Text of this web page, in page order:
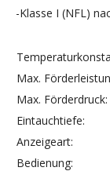
-Klasse I (NFL)
Max.
Max. Förderdruck:
Eintauchtiefe:
Anzeigeart:
Bedienung: